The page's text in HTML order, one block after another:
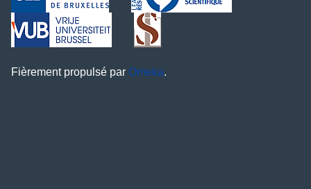
Fièrement propulsé par Omeka.